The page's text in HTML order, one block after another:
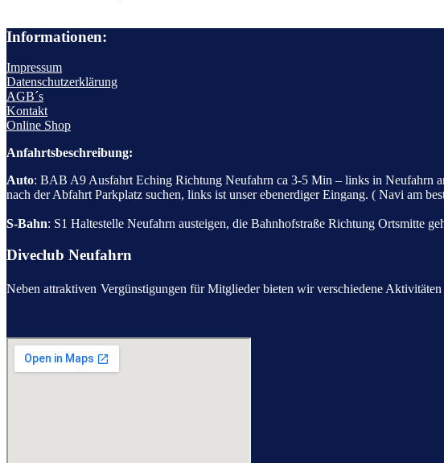
Informationen:
Impressum
Datenschutzerklärung
AGB´s
Kontakt
Online Shop
Anfahrtsbeschreibung:
Auto: BAB A9 Ausfahrt Eching Richtung Neufahrn ca 3-5 Min – links in Neufahrn
nach der Abfahrt Parkplatz suchen, links ist unser ebenerdiger Eingang. ( Navi am
S-Bahn: S1 Haltestelle Neufahrn austeigen, die Bahnhofstraße Richtung Ortsmitte
Diveclub Neufahrn
Neben attraktiven Vergünstigungen für Mitglieder bieten wir verschiedene Aktivitäten